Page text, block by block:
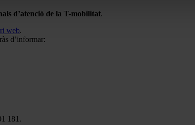
d’atenció de la T-mobilitat.
web.
d’informar:
181.